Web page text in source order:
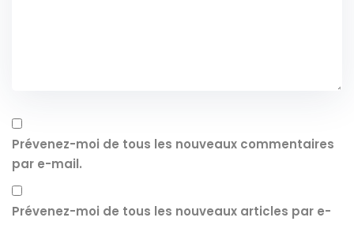
Prévenez-moi de tous les nouveaux commentaires
par e-mail.
Prévenez-moi de tous les nouveaux articles par e-